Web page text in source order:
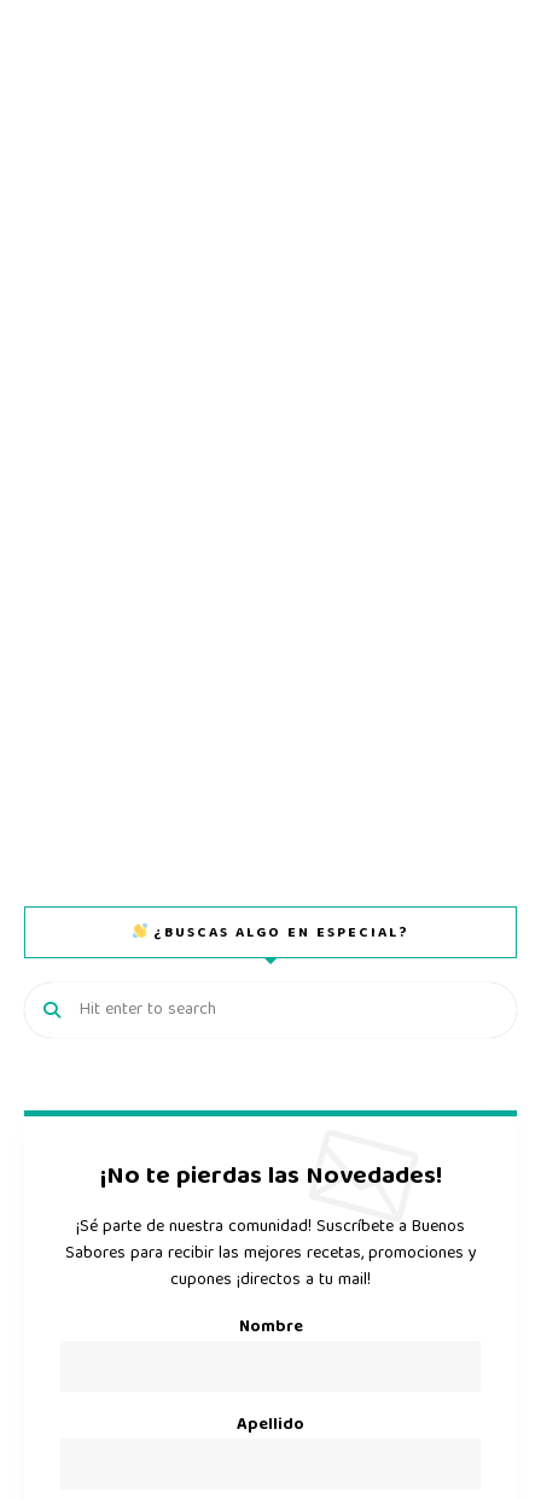
¿BUSCAS ALGO EN ESPECIAL?
¡No te pierdas las Novedades!
¡Sé parte de nuestra comunidad! Suscríbete a Buenos
Sabores para recibir las mejores recetas, promociones y
cupones ¡directos a tu mail!
Nombre
Apellido